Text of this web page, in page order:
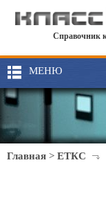
Справочник
МЕНЮ
Главная > ЕТКС